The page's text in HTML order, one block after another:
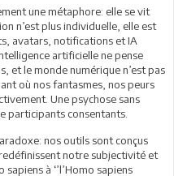
une métaphore: elle se vit
n’est plus individuelle, elle est
avatars, notifications et IA
artificielle ne pense
et le monde numérique n’est pas
où nos fantasmes, nos peurs
Une psychose sans
participants consentants.
nos outils sont conçus
notre subjectivité et
à ‘’l’Homo sapiens